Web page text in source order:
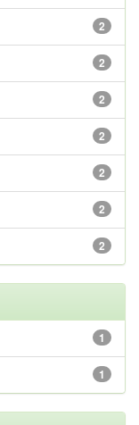
2
2
2
2
2
2
2
1
1